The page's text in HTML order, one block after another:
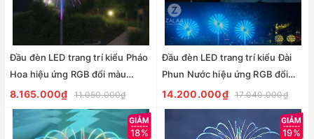
Đầu đèn LED trang trí kiểu Pháo
Hoa hiệu ứng RGB đổi màu
250W 36 đầu ống H1300 D2000
8.165.000₫ 11.050.000₫
Đầu đèn LED trang trí kiểu Đài
Phun Nước hiệu ứng RGB đổi
màu 400W với 35 đầu ống dài
H2000 D2800
14.200.000₫ 17.040.000₫
18% 19%